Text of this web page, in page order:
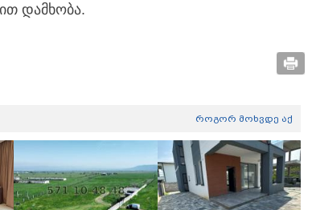
დამხობა.
როგორ მოხვდე აქ